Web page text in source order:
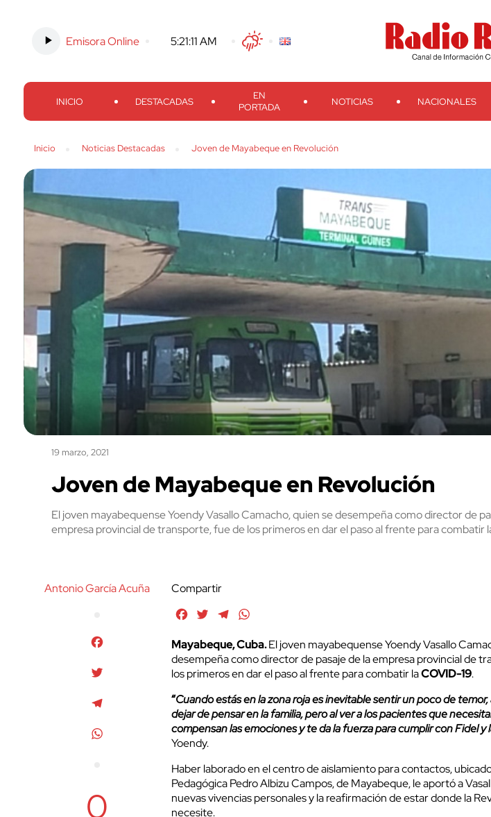
Emisora Online 5:21:12 AM TwitterFacebook
Threads
Instagram TelegramTeveo Ivoox RSS
INICIO DESTACADAS
EN
PORTADA
NOTICIAS NACIONALES
Inicio Noticias Destacadas Joven de Mayabeque en Revolución
19 marzo, 2021
Joven de Mayabeque en Revolución
El joven mayabequense Yoendy Vasallo Camacho, quien se desempeña como director de
empresa provincial de transporte, fue de los primeros en dar el paso al frente para combatir
Antonio García Acuña
0
Compartir
FacebookTwitterTelegram
Mayabeque, Cuba.El joven mayabequense Yoendy Vasallo
desempeña como director de pasaje de la empresa provincial de
los primeros en dar el paso al frente para combatir laCOVID-19.
“Cuando estás en la zona roja es inevitable sentir un poco de
dejar de pensar en la familia, pero al ver a los pacientes que
compensan las emociones y te da la fuerza para cumplir con Fidel y
Yoendy.
Haber laborado en el centro de aislamiento para contactos,
Pedagógica Pedro Albizu Campos, de Mayabeque, le aportó a
nuevas vivencias personales y la reafirmación de estar donde la
necesite.